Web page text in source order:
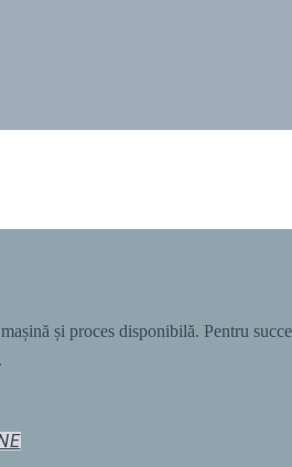
și proces disponibilă. Pentru